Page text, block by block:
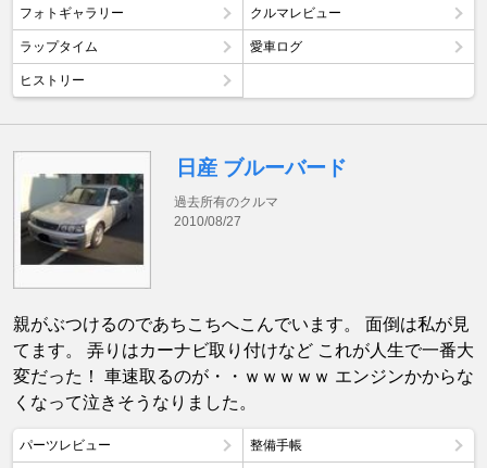
フォトギャラリー クルマレビュー
ラップタイム 愛車ログ
ヒストリー
日産 ブルーバード
過去所有のクルマ
2010/08/27
親がぶつけるのであちこちへこんでいます。 面倒は私が見
てます。 弄りはカーナビ取り付けなど これが人生で一番大
変だった！ 車速取るのが・・ｗｗｗｗｗ エンジンかからな
くなって泣きそうなりました。
パーツレビュー 整備手帳